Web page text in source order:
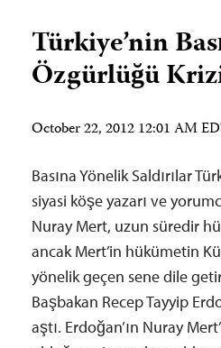
Türkiye’nin
Özgürlüğü
October 22, 2012 12:01 AM
Basına Yönelik Saldırılar
siyasi köşe yazarı ve
Nuray Mert, uzun süredir
ancak Mert’in hükümetin
yönelik geçen sene dile
Başbakan Recep Tayyip
aştı. Erdoğan’ın Nuray